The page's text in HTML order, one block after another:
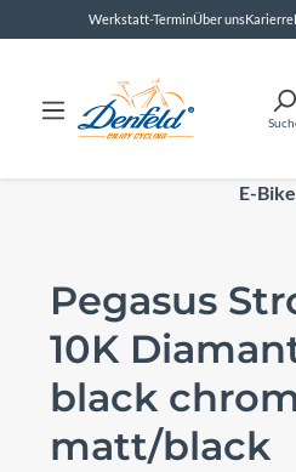
springenWerkstatt-TerminÜber unsKarierre
E-
Pegasus
10K
black
matt/black